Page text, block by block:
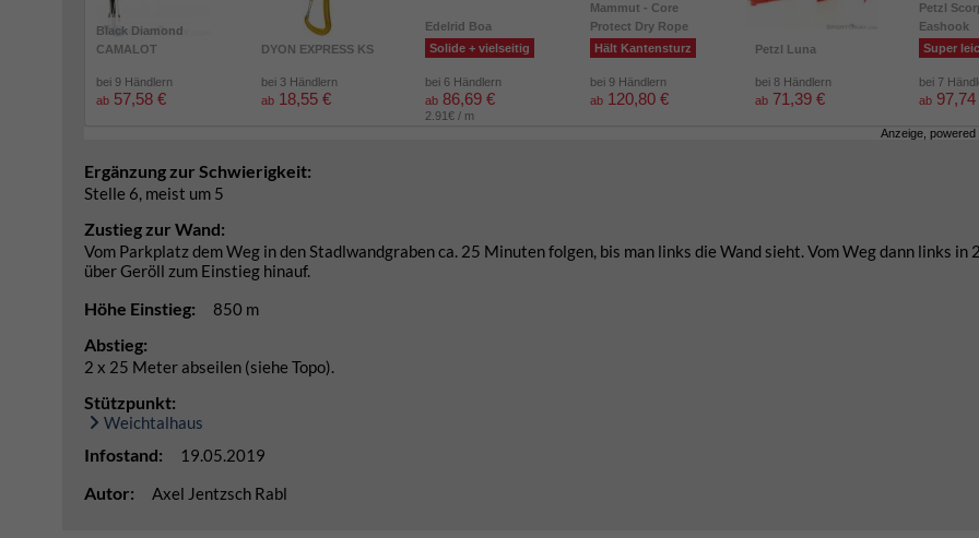
Black Diamond
CAMALOT
bei 9 Händlern
ab 57,58 €
DYON EXPRESS KS
bei 3 Händlern
ab 18,55 €
Edelrid Boa
Solide + vielseitig
bei 6 Händlern
ab 86,69 €
2.91€ / m
Mammut - Core
Protect Dry Rope
Hält Kantensturz
bei 9 Händlern
ab 120,80 €
Petzl Luna
bei 8 Händlern
ab 71,39 €
Petzl
Eashook
Super
bei 7
ab 97,74
Anzeige, powered
Ergänzung zur Schwierigkeit:
Stelle 6, meist um 5
Zustieg zur Wand:
Vom Parkplatz dem Weg in den Stadlwandgraben ca. 25 Minuten folgen, bis man links die Wand sieht. Vom Weg dann links in
über Geröll zum Einstieg hinauf.
Höhe Einstieg: 850 m
Abstieg:
2 x 25 Meter abseilen (siehe Topo).
Stützpunkt:
Weichtalhaus
Infostand: 19.05.2019
Autor: Axel Jentzsch Rabl